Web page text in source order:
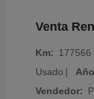
Venta
Km 177566
Usado
Año
Vendedor